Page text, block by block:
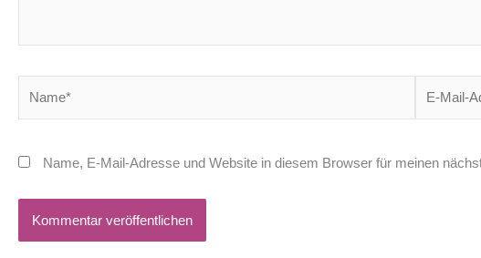
Mail-
Name, E-Mail-Adresse und Website in diesem Browser für meinen